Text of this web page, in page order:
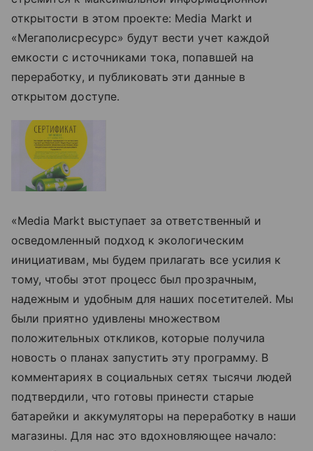
открытости в этом проекте: Media Markt и
«Мегаполисресурс» будут вести учет каждой
емкости с источниками тока, попавшей на
переработку, и публиковать эти данные в
открытом доступе.
«Media Markt выступает за ответственный и
осведомленный подход к экологическим
инициативам, мы будем прилагать все усилия к
тому, чтобы этот процесс был прозрачным,
надежным и удобным для наших посетителей. Мы
были приятно удивлены множеством
положительных откликов, которые получила
новость о планах запустить эту программу. В
комментариях в социальных сетях тысячи людей
подтвердили, что готовы принести старые
батарейки и аккумуляторы на переработку в наши
магазины. Для нас это вдохновляющее начало: